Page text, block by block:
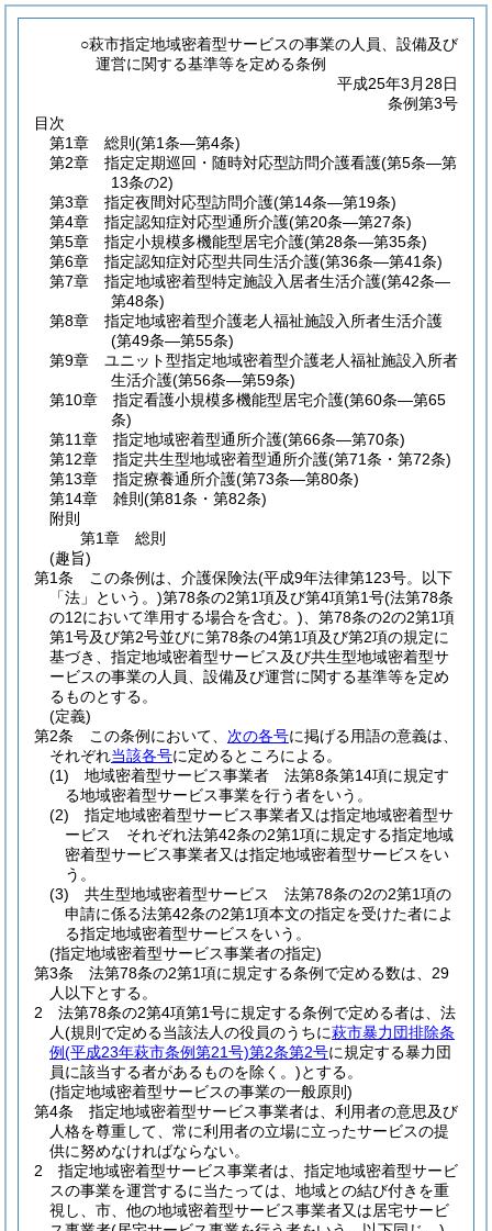
○萩市指定地域密着型サービスの事業の人員、設備及び
運営に関する基準等を定める条例
平成25年3月28日
条例第3号
目次
第1章
総則 (第1条―第4条)
第2章
指定定期巡回・随時対応型訪問介護看護(第5条―第
13条の2)
第3章
指定夜間対応型訪問介護(第14条―第19条)
第4章
指定認知症対応型通所介護(第20条―第27条)
第5章
指定小規模多機能型居宅介護(第28条―第35条)
第6章
指定認知症対応型共同生活介護(第36条―第41条)
第7章
指定地域密着型特定施設入居者生活介護(第42条―
第48条)
第8章
指定地域密着型介護老人福祉施設入所者生活介護
(第49条―第55条)
第9章
ユニット型指定地域密着型介護老人福祉施設入所者
生活介護(第56条―第59条)
第10章
指定看護小規模多機能型居宅介護(第60条―第65
条)
第11章
指定地域密着型通所介護(第66条―第70条)
第12章
指定共生型地域密着型通所介護(第71条・第72条)
第13章
指定療養通所介護(第73条―第80条)
第14章
雑則 (第81条・第82条)
附則
第1章
総則
(趣旨)
第1条
この条例は、介護保険法(平成9年法律第123号。以下
「法」という。)第78条の2第1項及び第4項第1号(法第78条
の12において準用する場合を含む。) 、第78条の2の2第1項
第1号及び第2号並びに第78条の4第1項及び第2項の規定に
基づき、指定地域密着型サービス及び共生型地域密着型サ
ービスの事業の人員、設備及び運営に関する基準等を定め
るものとする。
(定義)
第2条
この条例において、 次の各号に掲げる用語の意義は、
それぞれ当該各号に定めるところによる。
(1)
地域密着型サービス事業者 法第8条第14項に規定す
る地域密着型サービス事業を行う者をいう。
(2)
指定地域密着型サービス事業者又は指定地域密着型サ
ービス それぞれ法第42条の2第1項に規定する指定地域
密着型サービス事業者又は指定地域密着型サービスをい
う。
(3)
共生型地域密着型サービス 法第78条の2の2第1項の
申請に係る法第42条の2第1項本文の指定を受けた者によ
る指定地域密着型サービスをいう。
(指定地域密着型サービス事業者の指定)
第3条
法第78条の2第1項に規定する条例で定める数は、29
人以下とする。
2
法第78条の2第4項第1号に規定する条例で定める者は、法
人(規則で定める当該法人の役員のうちに萩市暴力団排除条
例(平成23年萩市条例第21号)第2条第2号に規定する暴力団
員に該当する者があるものを除く。)とする。
(指定地域密着型サービスの事業の一般原則)
第4条
指定地域密着型サービス事業者は、利用者の意思及び
人格を尊重して、常に利用者の立場に立ったサービスの提
供に努めなければならない。
2
指定地域密着型サービス事業者は、指定地域密着型サービ
スの事業を運営するに当たっては、地域との結び付きを重
視し、市、他の地域密着型サービス事業者又は居宅サービ